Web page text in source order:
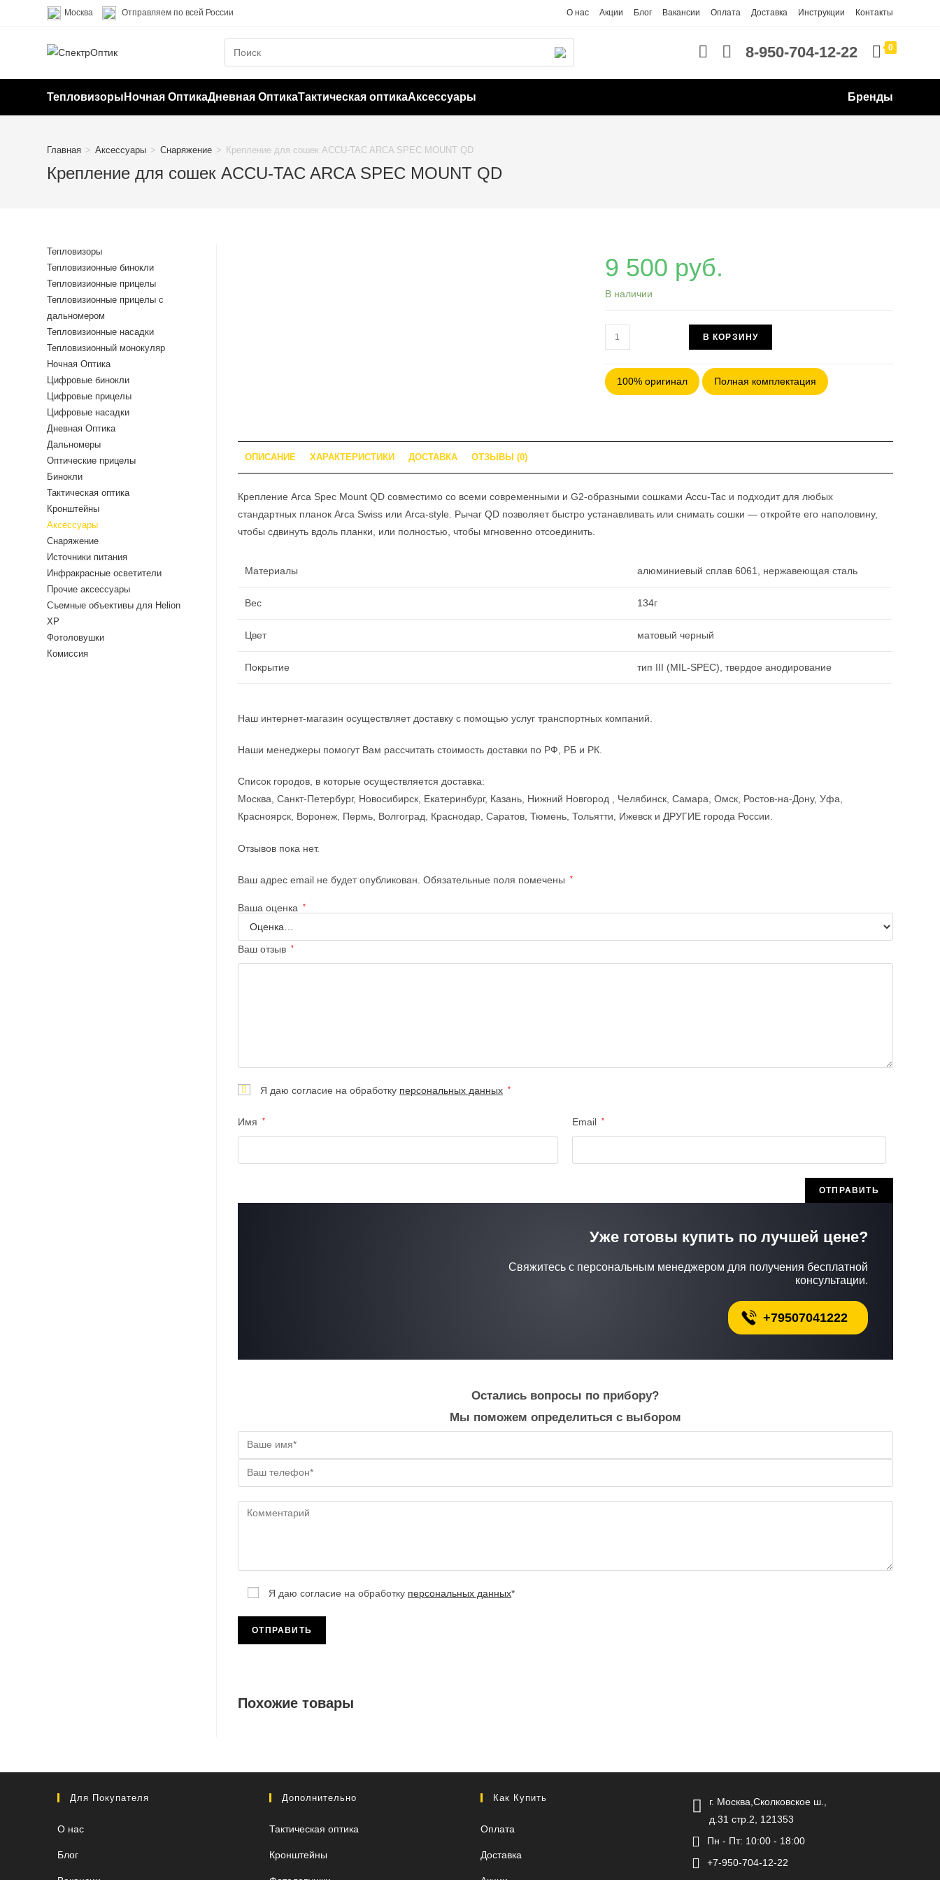
содержимому
Москва Отправляем по всей России О нас Акции Блог Вакансии Оплата Доставка Инструкции Контакты
8-950-704-12-22 0
Тепловизоры Ночная ОптикаДневная ОптикаТактическая оптикаАксессуары Бренды
Главная > Аксессуары > Снаряжение > Крепление для сошек ACCU-TAC ARCA SPEC MOUNT QD
Крепление для сошек ACCU-TAC ARCA SPEC MOUNT QD
9 500 руб.
В наличии
Количество
товара
Крепление
для
SPEC
В КОРЗИНУ
100% оригинал Полная комплектация
ОПИСАНИЕ ХАРАКТЕРИСТИКИ ДОСТАВКА ОТЗЫВЫ (0)
Крепление Arca Spec Mount QD совместимо со всеми современными и G2-образными сошками Accu-Tac и подходит для любых
стандартных планок Arca Swiss или Arca-style. Рычаг QD позволяет быстро устанавливать или снимать сошки — откройте его наполовину,
чтобы сдвинуть вдоль планки, или полностью, чтобы мгновенно отсоединить.
Материалы алюминиевый сплав 6061, нержавеющая сталь
Вес 134г
Цвет матовый черный
Покрытие тип III (MIL-SPEC), твердое анодирование
Наш интернет-магазин осуществляет доставку с помощью услуг транспортных компаний.
Наши менеджеры помогут Вам рассчитать стоимость доставки по РФ, РБ и РК.
Список городов, в которые осуществляется доставка:
Москва, Санкт-Петербург, Новосибирск, Екатеринбург, Казань, Нижний Новгород , Челябинск, Самара, Омск, Ростов-на-Дону, Уфа,
Красноярск, Воронеж, Пермь, Волгоград, Краснодар, Саратов, Тюмень, Тольятти, Ижевск и ДРУГИЕ города России.
Отзывов пока нет.
Ваш адрес email не будет опубликован. Обязательные поля помечены *
Ваша оценка *
Ваш отзыв *
Я даю согласие на обработку персональных данных *
Имя * Email *
Уже готовы купить по лучшей цене?
Свяжитесь с персональным менеджером для получения бесплатной
консультации.
+79507041222
Остались вопросы по прибору?
Мы поможем определиться с выбором
Я даю согласие на обработку персональных данных*
Похожие товары
Тепловизоры
Тепловизионные бинокли
Тепловизионные прицелы
Тепловизионные прицелы с
дальномером
Тепловизионные насадки
Тепловизионный монокуляр
Ночная Оптика
Цифровые бинокли
Цифровые прицелы
Цифровые насадки
Дневная Оптика
Дальномеры
Оптические прицелы
Бинокли
Тактическая оптика
Кронштейны
Аксессуары
Снаряжение
Источники питания
Инфракрасные осветители
Прочие аксессуары
Съемные объективы для Helion
XP
Фотоловушки
Комиссия
Для Покупателя
О нас
Блог
Дополнительно
Тактическая оптика
Кронштейны
Как Купить
Оплата
Доставка
г. Москва,Сколковское ш.,
д.31 стр.2, 121353
Пн - Пт: 10:00 - 18:00
+7-950-704-12-22